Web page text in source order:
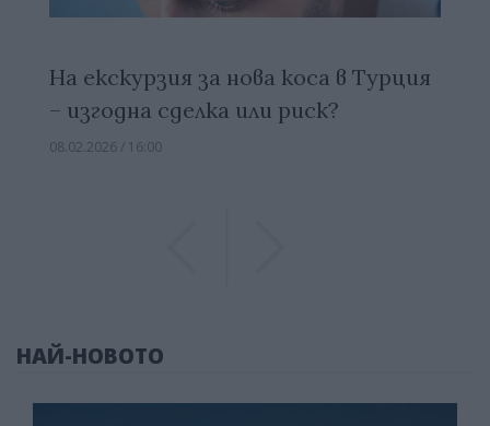
На екскурзия за нова коса в Турция
– изгодна сделка или риск?
08.02.2026 / 16:00
НАЙ-НОВОТО